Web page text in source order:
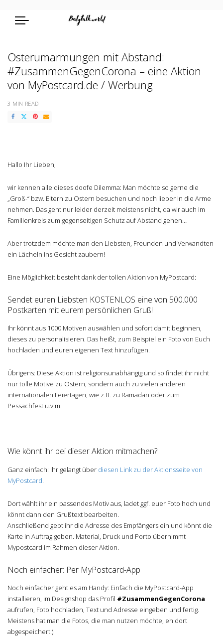
Osterumarmungen mit Abstand:
#ZusammenGegenCorona – eine Aktion
von MyPostcard.de / Werbung
3 MIN READ
Hallo Ihr Lieben,
wir kennen alle dieses doofe Dilemma: Man möchte so gerne die
„Groß-“ bzw. Eltern zu Ostern besuchen und noch lieber in die Arme
nehmen. Das geht nur leider derzeit meistens nicht, da wir auch im
Familienkreis zum gegenseitigen Schutz auf Abstand gehen…
Aber trotzdem möchte man den Liebsten, Freunden und Verwandten
ein Lächeln ins Gesicht zaubern!
Eine Möglichkeit besteht dank der tollen Aktion von MyPostcard:
Sendet euren Liebsten KOSTENLOS eine von 500.000
Postkarten mit eurem persönlichen Gruß!
Ihr könnt aus 1000 Motiven auswählen und sofort damit beginnen,
dieses zu personalisieren. Das heißt, zum Beispiel ein Foto von Euch
hochladen und euren eigenen Text hinzufügen.
Übrigens: Diese Aktion ist religionsunabhängig und so findet ihr nicht
nur tolle Motive zu Ostern, sondern auch zu vielen anderen
internationalen Feiertagen, wie z.B. zu Ramadan oder zum
Pessachfest u.v.m.
Wie könnt ihr bei dieser Aktion mitmachen?
Ganz einfach: Ihr gelangt über diesen Link zu der Aktionsseite von
MyPostcard.
Dort wählt ihr ein passendes Motiv aus, ladet ggf. euer Foto hoch und
könnt dann den Grußtext bearbeiten.
Anschließend gebt ihr die Adresse des Empfängers ein und könnt die
Karte in Auftrag geben. Material, Druck und Porto übernimmt
Mypostcard im Rahmen dieser Aktion.
Noch einfacher: Per MyPostcard-App
Noch einfacher geht es am Handy: Einfach die MyPostcard-App
installieren, im Designshop das Profil #ZusammenGegenCorona
aufrufen, Foto hochladen, Text und Adresse eingeben und fertig.
Meistens hat man die Fotos, die man nutzen möchte, eh dort
abgespeichert:)